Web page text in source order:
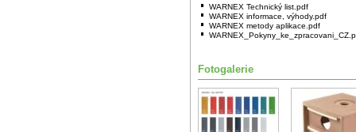
WARNEX Technický list.pdf
WARNEX informace, výhody.pdf
WARNEX metody aplikace.pdf
Fotogalerie